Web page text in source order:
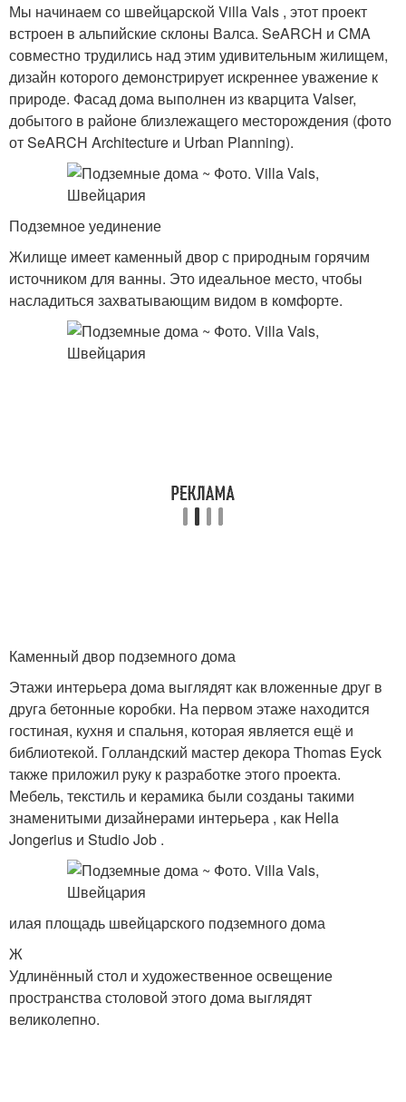
Мы начинаем со швейцарской Villa Vals , этот проект
встроен в альпийские склоны Валса. SeARCH и CMA
совместно трудились над этим удивительным жилищем,
дизайн которого демонстрирует искреннее уважение к
природе. Фасад дома выполнен из кварцита Valser,
добытого в районе близлежащего месторождения (фото
от SeARCH Architecture и Urban Planning).
Подземное уединение
Жилище имеет каменный двор с природным горячим
источником для ванны. Это идеальное место, чтобы
насладиться захватывающим видом в комфорте.
Каменный двор подземного дома
Этажи интерьера дома выглядят как вложенные друг в
друга бетонные коробки. На первом этаже находится
гостиная, кухня и спальня, которая является ещё и
библиотекой. Голландский мастер декора Thomas Eyck
также приложил руку к разработке этого проекта.
Мебель, текстиль и керамика были созданы такими
знаменитыми дизайнерами интерьера , как Hella
Jongerius и Studio Job .
илая площадь швейцарского подземного дома
Ж
Удлинённый стол и художественное освещение
пространства столовой этого дома выглядят
великолепно.